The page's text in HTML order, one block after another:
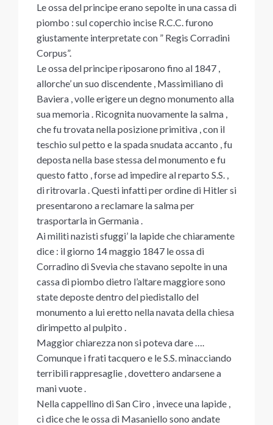
Le ossa del principe erano sepolte in una cassa di
piombo : sul coperchio incise R.C.C. furono
giustamente interpretate con ” Regis Corradini
Corpus”.
Le ossa del principe riposarono fino al 1847 ,
allorche’ un suo discendente , Massimiliano di
Baviera , volle erigere un degno monumento alla
sua memoria . Ricognita nuovamente la salma ,
che fu trovata nella posizione primitiva , con il
teschio sul petto e la spada snudata accanto , fu
deposta nella base stessa del monumento e fu
questo fatto , forse ad impedire al reparto S.S. ,
di ritrovarla . Questi infatti per ordine di Hitler si
presentarono a reclamare la salma per
trasportarla in Germania .
Ai militi nazisti sfuggi’ la lapide che chiaramente
dice : il giorno 14 maggio 1847 le ossa di
Corradino di Svevia che stavano sepolte in una
cassa di piombo dietro l’altare maggiore sono
state deposte dentro del piedistallo del
monumento a lui eretto nella navata della chiesa
dirimpetto al pulpito .
Maggior chiarezza non si poteva dare ….
Comunque i frati tacquero e le S.S. minacciando
terribili rappresaglie , dovettero andarsene a
mani vuote .
Nella cappellino di San Ciro , invece una lapide ,
ci dice che le ossa di Masaniello sono andate